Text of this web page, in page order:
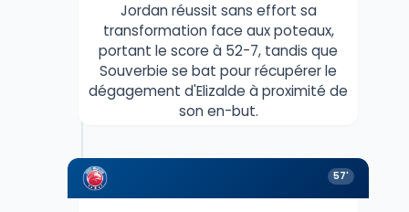
Jordan réussit sans effort sa
transformation face aux poteaux,
portant le score à 52-7, tandis que
Souverbie se bat pour récupérer le
dégagement d'Elizalde à proximité de
son en-but.
57'